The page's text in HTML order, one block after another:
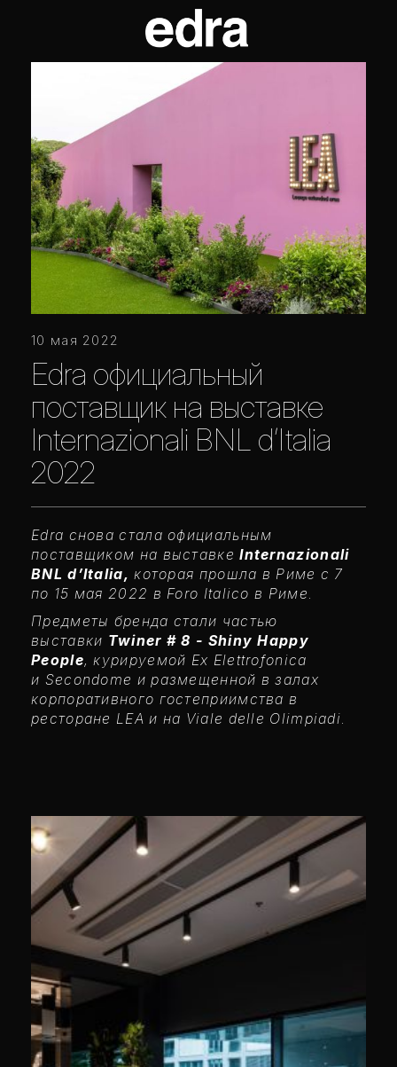
10 мая 2022
Edra официальный
поставщик на выставке
Internazionali BNL d’Italia
2022
Edra снова стала официальным
поставщиком на выставкеInternazionali
BNL d’Italia, которая прошла в Риме с 7
по 15 мая 2022 в Foro Italico в Риме.
Предметы бренда стали частью
выставки Twiner # 8 - Shiny Happy
People, курируемой Ex Elettrofonica
и Secondome и размещенной в залах
корпоративного гостеприимства в
ресторане LEA и на Viale delle Olimpiadi.